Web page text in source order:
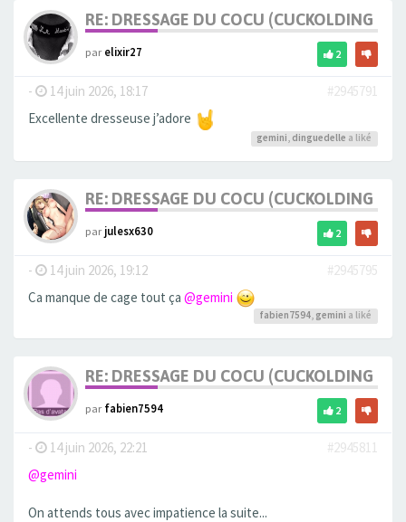
RE: DRESSAGE DU COCU (CUCKOLDING
parelixir27 2
- 14 juin 2026, 18:17
#2945791
Excellente dresseuse j’adore
gemini, dinguedelle a liké
RE: DRESSAGE DU COCU (CUCKOLDING
parjulesx630 2
- 14 juin 2026, 19:12
#2945795
Ca manque de cage tout ça @gemini
fabien7594, gemini a liké
RE: DRESSAGE DU COCU (CUCKOLDING
parfabien7594 2
- 14 juin 2026, 22:21
#2945811
@gemini
On attends tous avec impatience la suite...